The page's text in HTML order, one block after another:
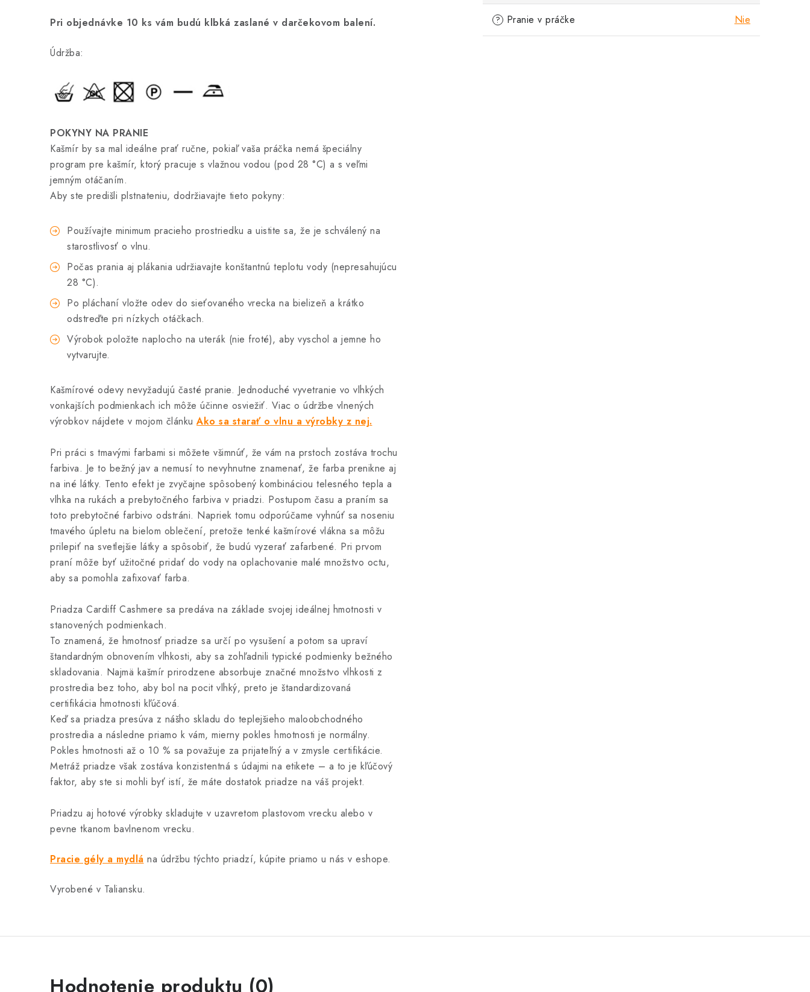
Pri objednávke 10 ks vám budú klbká zaslané v darčekovom balení.
Údržba:
POKYNY NA PRANIE
Kašmír by sa mal ideálne prať ručne, pokiaľ vaša práčka nemá špeciálny
program pre kašmír, ktorý pracuje s vlažnou vodou (pod 28 °C) a s veľmi
jemným otáčaním.
Aby ste predišli plstnateniu, dodržiavajte tieto pokyny:
Používajte minimum pracieho prostriedku a uistite sa, že je schválený na
starostlivosť o vlnu.
Počas prania aj plákania udržiavajte konštantnú teplotu vody (nepresahujúcu
28 °C).
Po pláchaní vložte odev do sieťovaného vrecka na bielizeň a krátko
odstreďte pri nízkych otáčkach.
Výrobok položte naplocho na uterák (nie froté), aby vyschol a jemne ho
vytvarujte.
Kašmírové odevy nevyžadujú časté pranie. Jednoduché vyvetranie vo vlhkých
vonkajších podmienkach ich môže účinne osviežiť. Viac o údržbe vlnených
výrobkov nájdete v mojom článkuAko sa starať o vlnu a výrobky z nej.
Pri práci s tmavými farbami si môžete všimnúť, že vám na prstoch zostáva trochu
farbiva. Je to bežný jav a nemusí to nevyhnutne znamenať, že farba prenikne aj
na iné látky. Tento efekt je zvyčajne spôsobený kombináciou telesného tepla a
vlhka na rukách a prebytočného farbiva v priadzi. Postupom času a praním sa
toto prebytočné farbivo odstráni. Napriek tomu odporúčame vyhnúť sa noseniu
tmavého úpletu na bielom oblečení, pretože tenké kašmírové vlákna sa môžu
prilepiť na svetlejšie látky a spôsobiť, že budú vyzerať zafarbené. Pri prvom
praní môže byť užitočné pridať do vody na oplachovanie malé množstvo octu,
aby sa pomohla zafixovať farba.
Priadza Cardiff Cashmere sa predáva na základe svojej ideálnej hmotnosti v
stanovených podmienkach.
To znamená, že hmotnosť priadze sa určí po vysušení a potom sa upraví
štandardným obnovením vlhkosti, aby sa zohľadnili typické podmienky bežného
skladovania. Najmä kašmír prirodzene absorbuje značné množstvo vlhkosti z
prostredia bez toho, aby bol na pocit vlhký, preto je štandardizovaná
certifikácia hmotnosti kľúčová.
Keď sa priadza presúva z nášho skladu do teplejšieho maloobchodného
prostredia a následne priamo k vám, mierny pokles hmotnosti je normálny.
Pokles hmotnosti až o 10 % sa považuje za prijateľný a v zmysle certifikácie.
Metráž priadze však zostáva konzistentná s údajmi na etikete – a to je kľúčový
faktor, aby ste si mohli byť istí, že máte dostatok priadze na váš projekt.
Priadzu aj hotové výrobky skladujte v uzavretom plastovom vrecku alebo v
pevne tkanom bavlnenom vrecku.
Pracie gély a mydlá na údržbu týchto priadzí, kúpite priamo u nás v eshope.
Vyrobené v Taliansku.
? Pranie v práčke Nie
Hodnotenie produktu (0)